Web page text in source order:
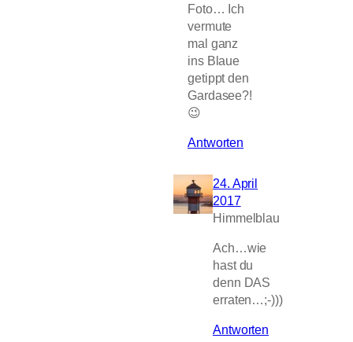
Foto… Ich
vermute
mal ganz
ins Blaue
getippt den
Gardasee?!
😉
Antworten
24. April
2017
Himmelblau
Ach…wie
hast du
denn DAS
erraten…;-)))
Antworten